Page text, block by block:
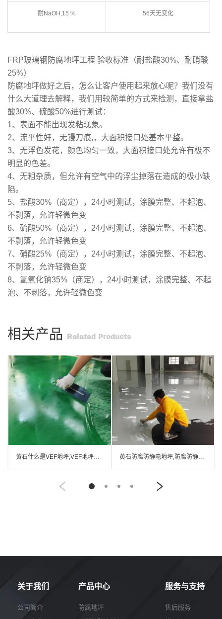
耐NaOH,15 % 56天无变化
FRP玻璃钢防腐地坪工程 验收标准（耐盐酸30%、耐硝酸
25%）
防腐地坪做好之后，怎么让客户使用起来放心呢？我们没有
什么大道理去解释，我们用较简单的方式来检测，直接拿盐
酸30%、硫酸50%进行测试：
1、表面不能出现发粘现象。
2、流平性好，无镘刀痕,，大面积接口处基本平整。
3、无浮色发花，颜色均匀一致，大面积接口处允许有极不
明显的色差。
4、无粗杂质，但允许有空气中的浮尘掉落在造成的极小缺
陷。
5、盐酸30%（商定），24小时测试，涂膜完整、不起泡、
不剥落，允许轻微色变
6、硫酸50%（商定），24小时测试，涂膜完整、不起泡、
不剥落，允许轻微色变
7、硝酸25%（商定），24小时测试，涂膜完整、不起泡、
不剥落，允许轻微色变
8、氢氧化钠35%（商定），24小时测试，涂膜完整、不起
泡、不剥落，允许轻微色变
相关产品 Related Products
黄石什么是VEF地坪,VEF地坪厂家 黄石防腐防静电地坪,防腐防静电自流平地坪
关于我们
公司简介
产品中心
防腐地坪
服务与支持
售后服务